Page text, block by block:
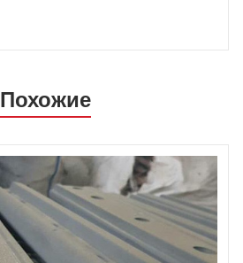
Похожие